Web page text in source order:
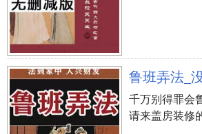
人生道路的八字命局虽已终究，可
身的将来好运，可以解灾，得到 更
计算十年大运热烈欢迎点一下下边
确计算，愿您一生幸福！
鲁班弄法_
千万别得罪会
请来盖房装修